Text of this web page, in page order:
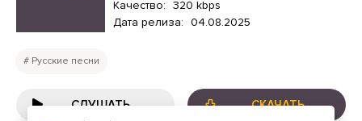
Качество: 320 kbps
Дата релиза: 04.08.2025
Русские песни
СЛУШАТЬ СКАЧАТЬ